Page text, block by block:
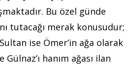
Bu özel günde
tutacağı merak konusudur;
ise Ömer’in ağa olarak
Gülnaz’ı hanım ağası ilan